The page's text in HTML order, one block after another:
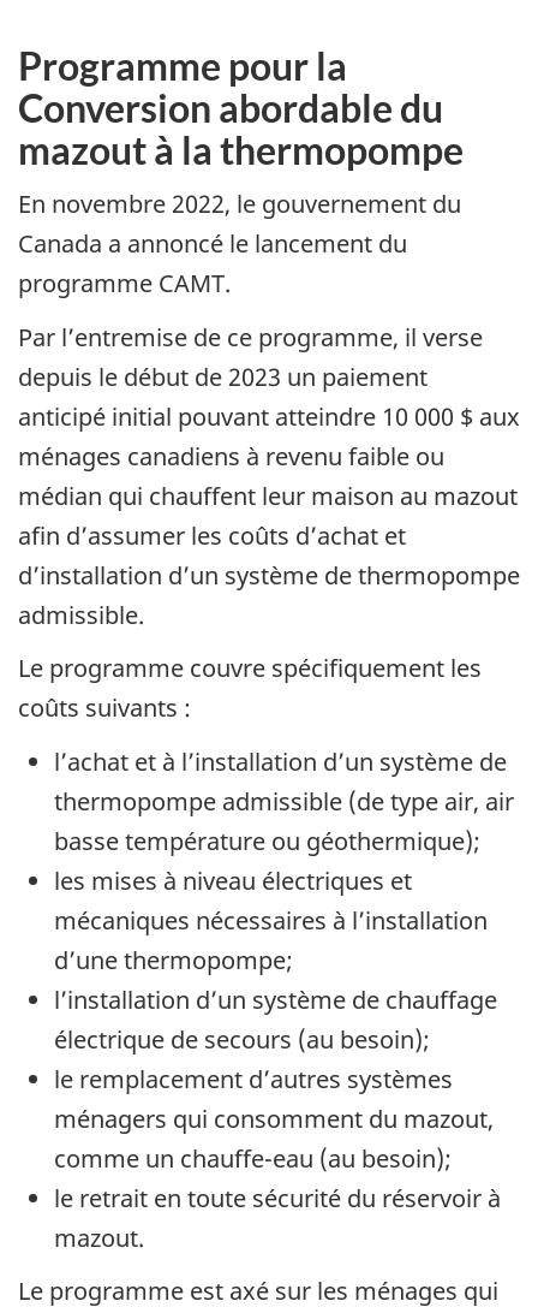
Programme pour la
Conversion abordable du
mazout à la thermopompe
En novembre 2022, le gouvernement du
Canada a annoncé le lancement du
programme CAMT.
Par l’entremise de ce programme, il verse
depuis le début de 2023 un paiement
anticipé initial pouvant atteindre 10 000 $ aux
ménages canadiens à revenu faible ou
médian qui chauffent leur maison au mazout
afin d’assumer les coûts d’achat et
d’installation d’un système de thermopompe
admissible.
Le programme couvre spécifiquement les
coûts suivants :
l’achat et à l’installation d’un système de
thermopompe admissible (de type air, air
basse température ou géothermique);
les mises à niveau électriques et
mécaniques nécessaires à l’installation
d’une thermopompe;
l’installation d’un système de chauffage
électrique de secours (au besoin);
le remplacement d’autres systèmes
ménagers qui consomment du mazout,
comme un chauffe-eau (au besoin);
le retrait en toute sécurité du réservoir à
mazout.
Le programme est axé sur les ménages qui